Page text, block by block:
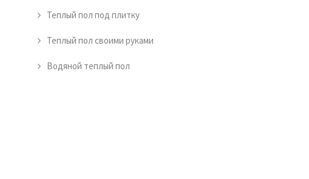
Теплый пол под плитку
Теплый пол своими руками
Водяной теплый пол